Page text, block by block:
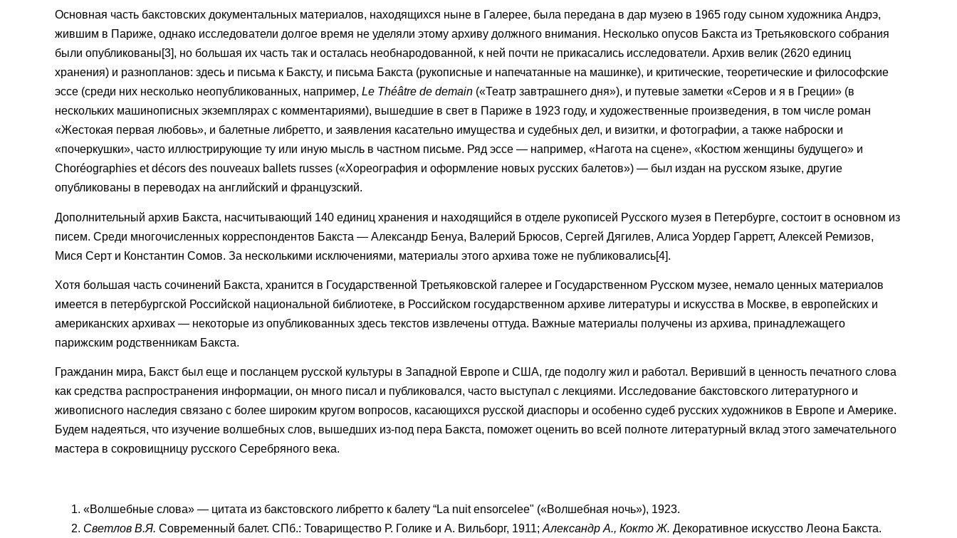
Основная часть бакстовских документальных материалов, находящихся ныне в Галерее, была передана в дар музею в 1965 году сыном художника Андрэ,
жившим в Париже, однако исследователи долгое время не уделяли этому архиву должного внимания. Несколько опусов Бакста из Третьяковского собрания
были опубликованы[3], но большая их часть так и осталась необнародованной, к ней почти не прикасались исследователи. Архив велик (2620 единиц
хранения) и разнопланов: здесь и письма к Баксту, и письма Бакста (рукописные и напечатанные на машинке), и критические, теоретические и философские
эссе (среди них несколько неопубликованных, например, Le Théâtre de demain («Театр завтрашнего дня»), и путевые заметки «Серов и я в Греции» (в
нескольких машинописных экземплярах с комментариями), вышедшие в свет в Париже в 1923 году, и художественные произведения, в том числе роман
«Жестокая первая любовь», и балетные либретто, и заявления касательно имущества и судебных дел, и визитки, и фотографии, а также наброски и
«почеркушки», часто иллюстрирующие ту или иную мысль в частном письме. Ряд эссе — например, «Нагота на сцене», «Костюм женщины будущего» и
Choréographies et décors des nouveaux ballets russes («Хореография и оформление новых русских балетов») — был издан на русском языке, другие
опубликованы в переводах на английский и французский.
Дополнительный архив Бакста, насчитывающий 140 единиц хранения и находящийся в отделе рукописей Русского музея в Петербурге, состоит в основном из
писем. Среди многочисленных корреспондентов Бакста — Александр Бенуа, Валерий Брюсов, Сергей Дягилев, Алиса Уордер Гарретт, Алексей Ремизов,
Мися Серт и Константин Сомов. За несколькими исключениями, материалы этого архива тоже не публиковались[4].
Хотя большая часть сочинений Бакста, хранится в Государственной Третьяковской галерее и Государственном Русском музее, немало ценных материалов
имеется в петербургской Российской национальной библиотеке, в Российском государственном архиве литературы и искусства в Москве, в европейских и
американских архивах — некоторые из опубликованных здесь текстов извлечены оттуда. Важные материалы получены из архива, принадлежащего
парижским родственникам Бакста.
Гражданин мира, Бакст был еще и посланцем русской культуры в Западной Европе и США, где подолгу жил и работал. Веривший в ценность печатного слова
как средства распространения информации, он много писал и публиковался, часто выступал с лекциями. Исследование бакстовского литературного и
живописного наследия связано с более широким кругом вопросов, касающихся русской диаспоры и особенно судеб русских художников в Европе и Америке.
Будем надеяться, что изучение волшебных слов, вышедших из-под пера Бакста, поможет оценить во всей полноте литературный вклад этого замечательного
мастера в сокровищницу русского Серебряного века.
«Волшебные слова» — цитата из бакстовского либретто к балету “La nuit ensorcelee" («Волшебная ночь»), 1923.
Светлов В.Я. Современный балет. СПб.: Товарищество Р. Голике и А. Вильборг, 1911; Александр А., Кокто Ж. Декоративное искусство Леона Бакста.